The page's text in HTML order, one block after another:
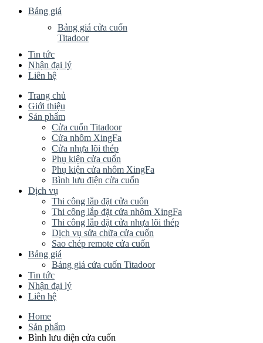
Bảng giá
Bảng giá cửa cuốn
Titadoor
Tin tức
Nhận đại lý
Liên hệ
Trang chủ
Giới thiệu
Sản phẩm
Cửa cuốn Titadoor
Cửa nhôm XingFa
Cửa nhựa lõi thép
Phụ kiện cửa cuốn
Phụ kiện cửa nhôm XingFa
Bình lưu điện cửa cuốn
Dịch vụ
Thi công lắp đặt cửa cuốn
Thi công lắp đặt cửa nhôm XingFa
Thi công lắp đặt cửa nhựa lõi thép
Dịch vụ sửa chữa cửa cuốn
Sao chép remote cửa cuốn
Bảng giá
Bảng giá cửa cuốn Titadoor
Tin tức
Nhận đại lý
Liên hệ
Home
Sản phẩm
Bình lưu điện cửa cuốn